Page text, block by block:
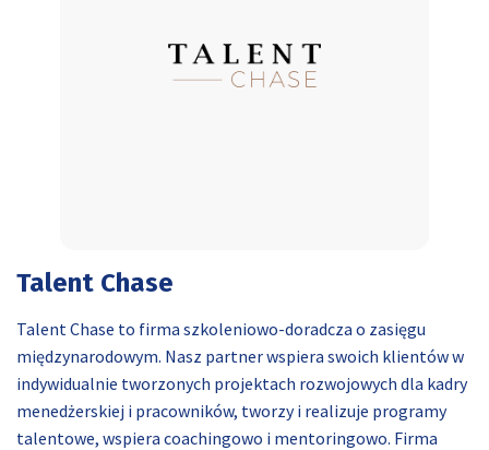
Talent Chase
Talent Chase to firma szkoleniowo-doradcza o zasięgu
międzynarodowym. Nasz partner wspiera swoich klientów w
indywidualnie tworzonych projektach rozwojowych dla kadry
menedżerskiej i pracowników, tworzy i realizuje programy
talentowe, wspiera coachingowo i mentoringowo. Firma